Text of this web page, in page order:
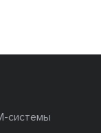
системы